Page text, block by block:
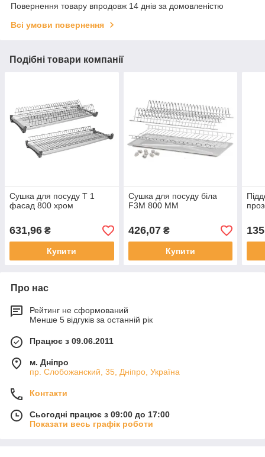
Повернення товару впродовж 14 днів за домовленістю
Всі умови повернення
Подібні товари компанії
Сушка для посуду Т 1
фасад 800 хром
631,96 ₴
Купити
Сушка для посуду біла
F3M 800 ММ
426,07₴
Купити
Про нас
Рейтинг не сформований
Менше 5 відгуків за останній рік
Працює з 09.06.2011
м. Дніпро
пр. Слобожанский, 35, Дніпро, Україна
Контакти
Сьогодні працює з 09:00 до 17:00
Показати весь графік роботи